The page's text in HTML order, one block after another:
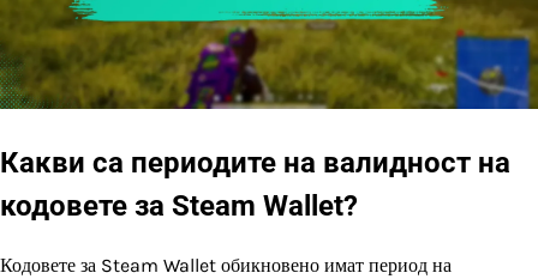
Какви са периодите на валидност на
кодовете за Steam Wallet?
Кодовете за Steam Wallet обикновено имат период на